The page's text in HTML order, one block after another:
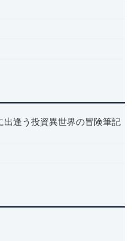
出逢う投資異世界の冒険筆記